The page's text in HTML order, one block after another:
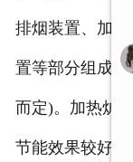
排烟装置、加料
置等部分组成。
而定)。加热炉
节能效果较好。